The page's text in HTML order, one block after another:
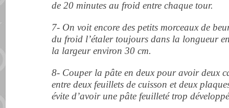
de 20 minutes au froid entre chaque tour.
7- On voit encore des petits morceaux de
du froid l’étaler toujours dans la longueur
la largeur environ 30 cm.
8- Couper la pâte en deux pour avoir deux
entre deux feuillets de cuisson et deux
évite d’avoir une pâte feuilleté trop